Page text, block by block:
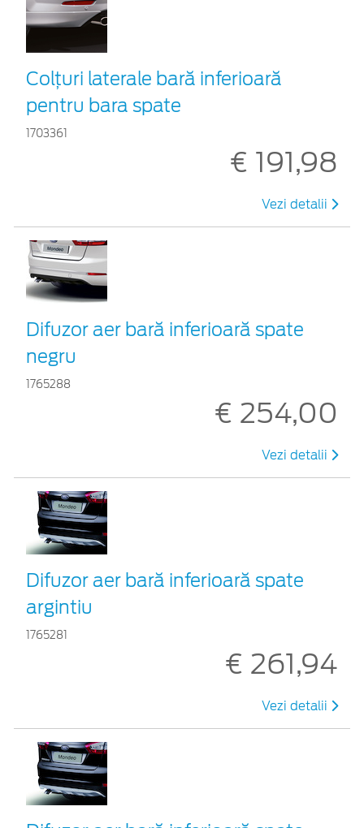
Colţuri laterale bară inferioară
pentru bara spate
1703361
€ 191,98
Vezi detalii
Difuzor aer bară inferioară spate
negru
1765288
€ 254,00
Vezi detalii
Difuzor aer bară inferioară spate
argintiu
1765281
€ 261,94
Vezi detalii